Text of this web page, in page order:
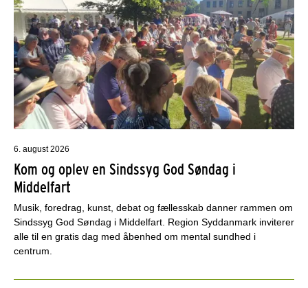
6. august 2026
Kom og oplev en Sindssyg God Søndag i
Middelfart
Musik, foredrag, kunst, debat og fællesskab danner rammen om
Sindssyg God Søndag i Middelfart. Region Syddanmark inviterer
alle til en gratis dag med åbenhed om mental sundhed i
centrum.